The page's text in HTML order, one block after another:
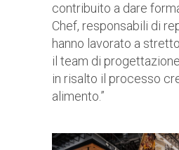
contribuito a dare
Chef, responsabili di
hanno lavorato a
il team di
in risalto il processo
alimento.”